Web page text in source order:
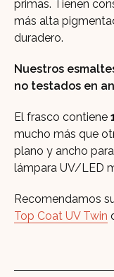
primas. Tienen
más alta
duradero.
Nuestros
no testados en
El frasco contiene
mucho más que
plano y ancho
lámpara UV/LED
Recomendamos
Top Coat UV Twin